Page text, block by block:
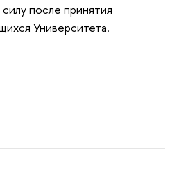
после принятия
Университета.